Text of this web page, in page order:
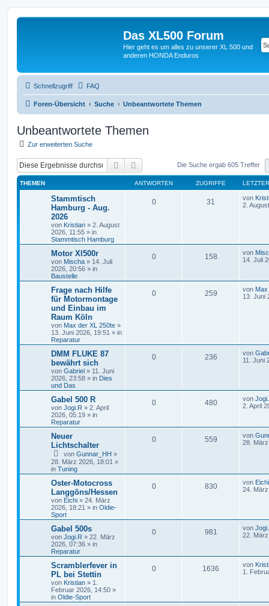
Das XL500 Forum
Hier geht es um alles zu unserer XL 500 und
anderen HONDA Enduros
Schnellzugriff FAQ
Foren-Übersicht Suche Unbeantwortete Themen
Unbeantwortete Themen
Zur erweiterten Suche
Suche Erweiterte SucheDie Suche ergab 605 Treffer
THEMEN ANTWORTEN ZUGRIFFE
Stammtisch
Hamburg - Aug.
2026
von Kristian » 2. August
2026, 11:55 » in
Stammtisch Hamburg
0 31 von
2.
Motor Xl500r
von Mischa » 14. Juli
2026, 20:56 » in
Baustelle
0 158 von
14. Juli
Frage nach Hilfe
für Motormontage
und Einbau im
Raum Köln
von Max der XL 250te »
13. Juni 2026, 19:51 » in
Reparatur
0 259 von
13. Juni
DMM FLUKE 87
bewährt sich
von Gabriel » 11. Juni
2026, 23:58 » in Dies
und Das
0 236 von
11. Juni
Gabel 500 R
von Jogi.R » 2. April
2026, 05:19 » in
Reparatur
0 480 von
2. April
Neuer
Lichtschalter
von Gunnar_HH »
28. März 2026, 18:01 »
in Tuning
0 559 von
28.
Oster-Motocross
Langgöns/Hessen
von Eichi » 24. März
2026, 18:21 » in Oldie-
Sport
0 830 von Eichi
24.
Gabel 500s
von Jogi.R » 22. März
2026, 07:36 » in
Reparatur
0 981 von
22.
Scramblerfever in
PL bei Stettin
von Kristian » 1.
Februar 2026, 14:50 »
in Oldie-Sport
0 1636 von
1.